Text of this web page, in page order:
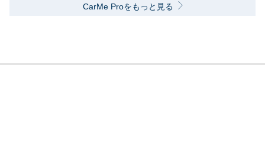
CarMe Proをもっと見る